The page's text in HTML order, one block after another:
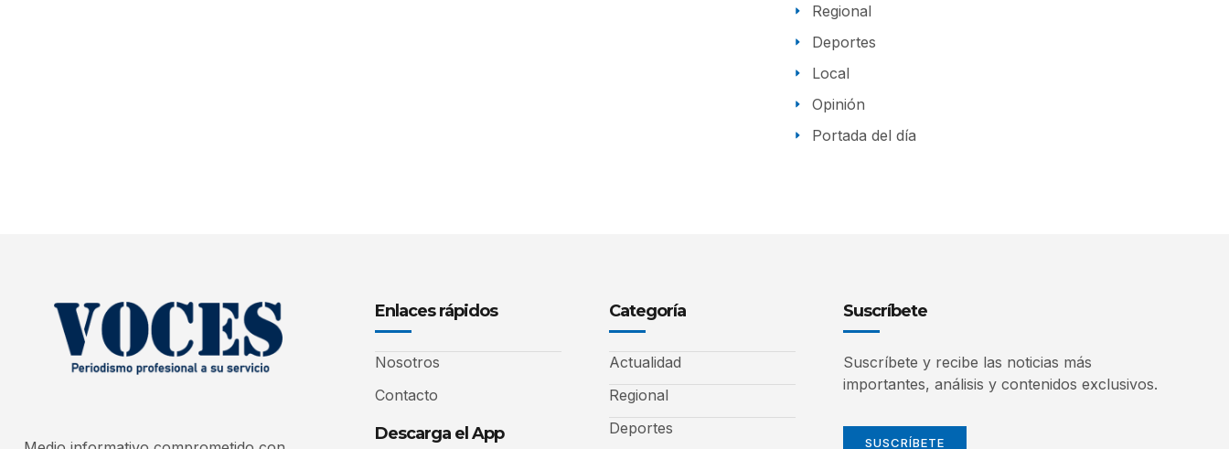
Regional
Deportes
Local
Opinión
Portada del día
Enlaces rápidos
Nosotros
Contacto
Descarga el App
Categoría
Actualidad
Regional
Deportes
Suscríbete
Suscríbete y recibe las noticias más
importantes, análisis y contenidos exclusivos.
SUSCRÍBETE